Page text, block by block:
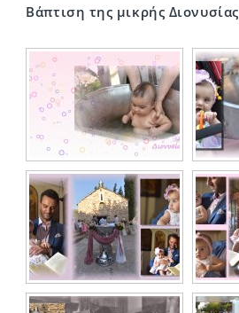
Βάπτιση της μικρής Διονυσίας